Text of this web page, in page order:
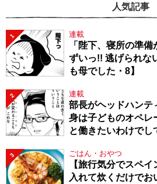
人気記事
1 連載
「陛下、寝所の準
ずいっ!! 逃げられ
も母でした・8】
2 連載
部長がヘッドハンテ
身は子どものオペレ
と働きたいわけで
3 ごはん・おやつ
【旅行気分でスペ
入れて炊くだけで